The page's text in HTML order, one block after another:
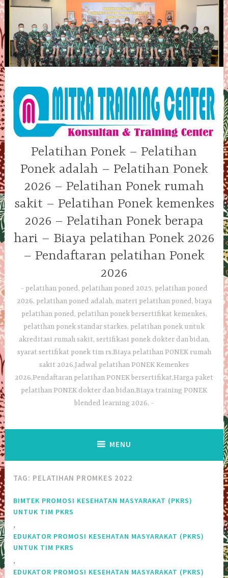
Skip
to
content
Pelatihan Ponek – Pelatihan
Ponek adalah – Pelatihan Ponek
2026 – Pelatihan Ponek rumah
sakit – Pelatihan Ponek kemenkes
2026 – Pelatihan Ponek berapa
hari – Biaya pelatihan Ponek 2026
– Pendaftaran pelatihan Ponek
2026
pelatihan poned, pelatihan poned 2025, pelatihan poned
2026, pelatihan poned adalah, materi pelatihan poned, biaya
pelatihan poned, pelatihan ponek bersertifikat kemenkes,
pelatihan ponek standar starkes, pelatihan ponek untuk
akreditasi rumah sakit, sertifikasi ponek dokter dan bidan,
syarat sertifikat ponek tim rs,Biaya pelatihan PONEK rumah
sakit 2026,Jadwal pelatihan PONEK Kemenkes
2026,Pendaftaran pelatihan PONEK bersertifikat,Harga paket
pelatihan PONEK dokter dan bidan,Biaya training PONEK
blended learning 2026,
MENU
TAG: PELATIHAN PROMKES 2022
BIMTEK PROMOSI KESEHATAN MASYARAKAT (PKRS)
UNTUK TIM PKRS
,
EDUKATOR PROMOSI KESEHATAN MASYARAKAT (PKRS)
UNTUK TIM PKRS
,
EDUKATOR PROMOSI KESEHATAN MASYARAKAT (PKRS)